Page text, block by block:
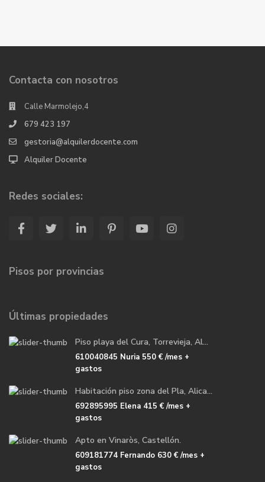
Contacta con nosotros
Calle Marmolejo,4
679 423 197
gestoria@alquilerdocente.com
Alquiler Docente
Redes sociales:
Pisos por provincias
Últimas propiedades
Piso playa del Cura, Torrevieja, Al...
610040845 Nuria 550 €/mes +
gastos
Habitación piso zona del Pla, Alica...
692895995 Elena 415 €/mes +
gastos
Apto en Vinaròs, Castellón.
609181774 Fernando 630 €/mes +
gastos